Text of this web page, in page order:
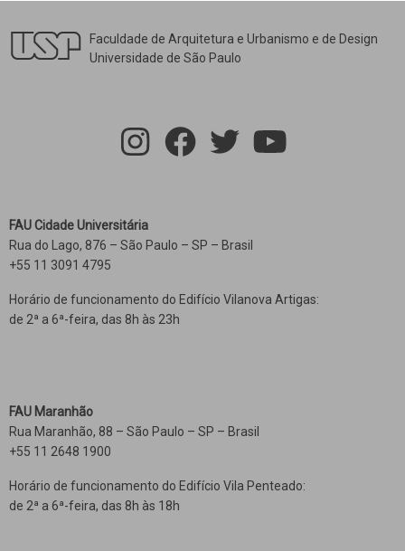
Faculdade de Arquitetura e Urbanismo e de Design
Universidade de São Paulo
FAU Cidade Universitária
Rua do Lago, 876 – São Paulo – SP – Brasil
+55 11 3091 4795
Horário de funcionamento do Edifício Vilanova Artigas:
de 2ª a 6ª-feira, das 8h às 23h
FAU Maranhão
Rua Maranhão, 88 – São Paulo – SP – Brasil
+55 11 2648 1900
Horário de funcionamento do Edifício Vila Penteado:
de 2ª a 6ª-feira, das 8h às 18h